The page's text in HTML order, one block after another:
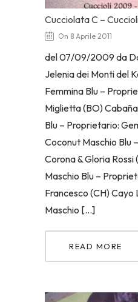
Cucciolata C –
On 8 Aprile 2011
del 07/09/2009 da
Jelenia dei Monti del
Femmina Blu –
Miglietta (BO)
Blu – Proprietario:
Coconut Maschio Blu
Corona & Gloria
Maschio Blu –
Francesco (CH) Cayo
Maschio […]
READ MORE